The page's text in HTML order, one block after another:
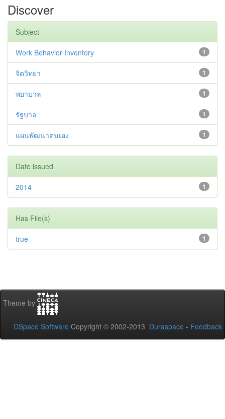
Discover
Subject
1
Work Behavior Inventory
1
จิตวิทยา
1
พยาบาล
1
รัฐบาล
1
แผนพัฒนาตนเอง
Date issued
1
2014
Has File(s)
1
true
Theme by
DSpace Software Copyright © 2002-2013 Duraspace - Feedback